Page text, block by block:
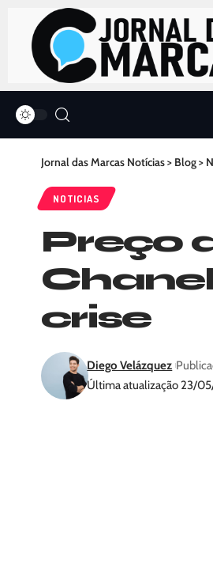
Jornal das Marcas Notícias> Blog>
NOTICIAS
Preço
crise
Última atualização 23/
Diego Velázquez